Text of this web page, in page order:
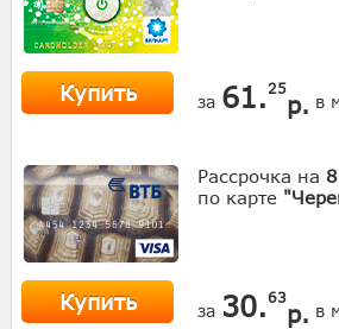
Купить за 61. 25
р. в
Рассрочка на 8
по карте
Купить за 30.63
р. в